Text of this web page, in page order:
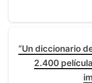
“Un diccionario
2.400